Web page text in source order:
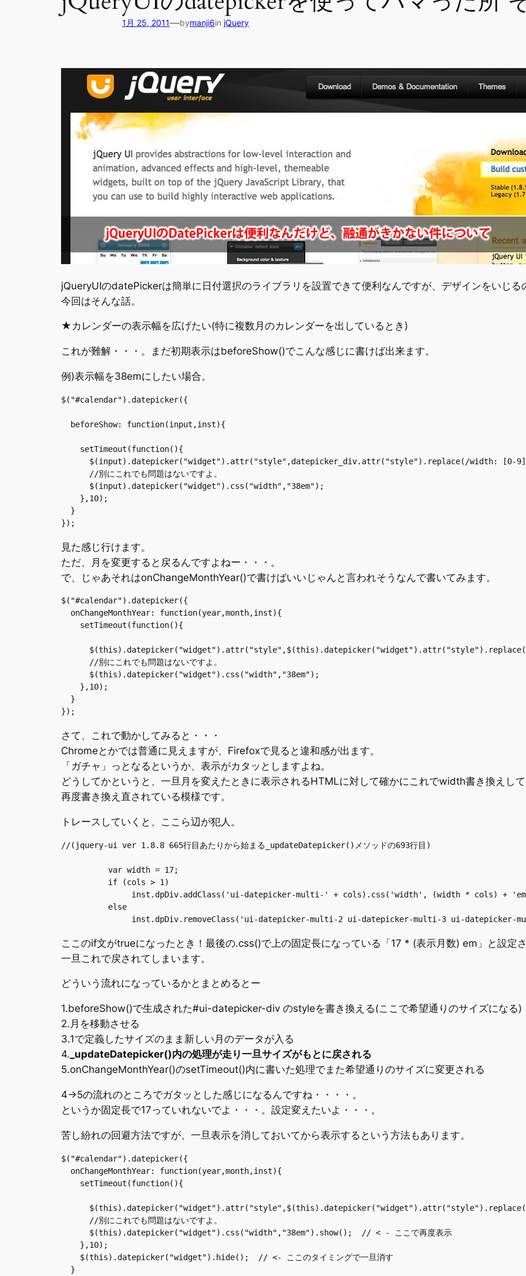
1月 25, 2011—bymanji6in jQuery
jQueryUIのdatePickerは簡単に日付選択のライブラリを設置できて便利なんですが、デザインをいじる
今回はそんな話。
★カレンダーの表示幅を広げたい(特に複数月のカレンダーを出しているとき)
これが難解・・・。まだ初期表示はbeforeShow()でこんな感じに書けば出来ます。
例)表示幅を38emにしたい場合。
$("#calendar").datepicker({
  beforeShow: function(input,inst){
    setTimeout(function(){
$(input).datepicker("widget").attr("style",datepicker_div.attr("style").replace(/width: [0-
      //別にこれでも問題はないですよ。
      $(input).datepicker("widget").css("width","38em");
    },10);
  }
見た感じ行けます。
ただ、月を変更すると戻るんですよねー・・・。
で、じゃあそれはonChangeMonthYear()で書けばいいじゃんと言われそうなんで書いてみます。
$("#calendar").datepicker({
  onChangeMonthYear: function(year,month,inst){
    setTimeout(function(){
      //別にこれでも問題はないですよ。
      $(this).datepicker("widget").css("width","38em");
    },10);
  }
さて、これで動かしてみると・・・
Chromeとかでは普通に見えますが、Firefoxで見ると違和感が出ます。
「ガチャ」っとなるというか、表示がカタッとしますよね。
どうしてかというと、一旦月を変えたときに表示されるHTMLに対して確かにこれでwidth書き換えし
再度書き換え直されている模様です。
トレースしていくと、ここら辺が犯人。
//(jquery-ui ver 1.8.8 665行目あたりから始まる_updateDatepicker()メソッドの693行目)
          var width = 17;
          if (cols > 1)
inst.dpDiv.addClass('ui-datepicker-multi-' + cols).css('width', (width * cols) +
          else
ここのif文がtrueになったとき！最後の.css()で上の固定長になっている「17 * (表示月数) em」と設定
一旦これで戻されてしまいます。
どういう流れになっているかとまとめるとー
1.beforeShow()で生成された#ui-datepicker-div のstyleを書き換える(ここで希望通りのサイズになる)
2.月を移動させる
3.1で定義したサイズのまま新しい月のデータが入る
4. _updateDatepicker()内の処理が走り一旦サイズがもとに戻される
5.onChangeMonthYear()のsetTimeout()内に書いた処理でまた希望通りのサイズに変更される
4->5の流れのところでガタッとした感じになるんですね・・・・。
というか固定長で17っていれないでよ・・・。設定変えたいよ・・・。
苦し紛れの回避方法ですが、一旦表示を消しておいてから表示するという方法もあります。
$("#calendar").datepicker({
  onChangeMonthYear: function(year,month,inst){
    setTimeout(function(){
      //別にこれでも問題はないですよ。
      $(this).datepicker("widget").css("width","38em").show();  // < - ここで再度表示
    },10);
    $(this).datepicker("widget").hide();  // <- ここのタイミングで一旦消す
  }